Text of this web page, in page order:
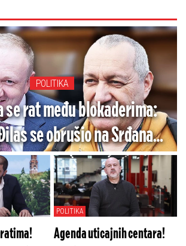
POLITIKA
se rat među blokaderima:
se obrušio na Srđana
(VIDEO)
POLITIKA
Agenda uticajnih centara!